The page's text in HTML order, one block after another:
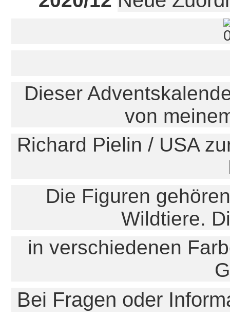
Dieser
von
Richard Pielin / USA
Die Figuren
Wildtiere.
in verschiedenen
Bei Fragen oder